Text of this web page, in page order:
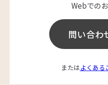
Webでの
問い合わ
またはよくある